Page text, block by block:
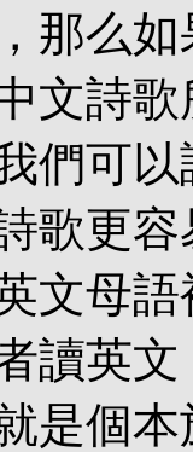
那么如
文詩
們可以
歌更
文母語
讀英
是個本